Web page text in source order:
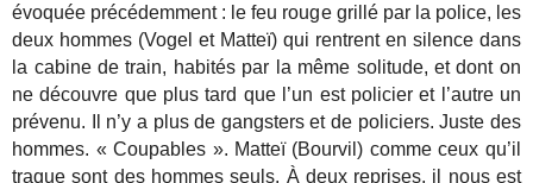
évoquée précédemment : le feu rouge grillé par la police, les
deux hommes (Vogel et Matteï) qui rentrent en silence dans
la cabine de train, habités par la même solitude, et dont on
ne découvre que plus tard que l’un est policier et l’autre un
prévenu. Il n’y a plus de gangsters et de policiers. Juste des
hommes. « Coupables ». Matteï (Bourvil) comme ceux qu’il
traque sont des hommes seuls. À deux reprises, il nous est